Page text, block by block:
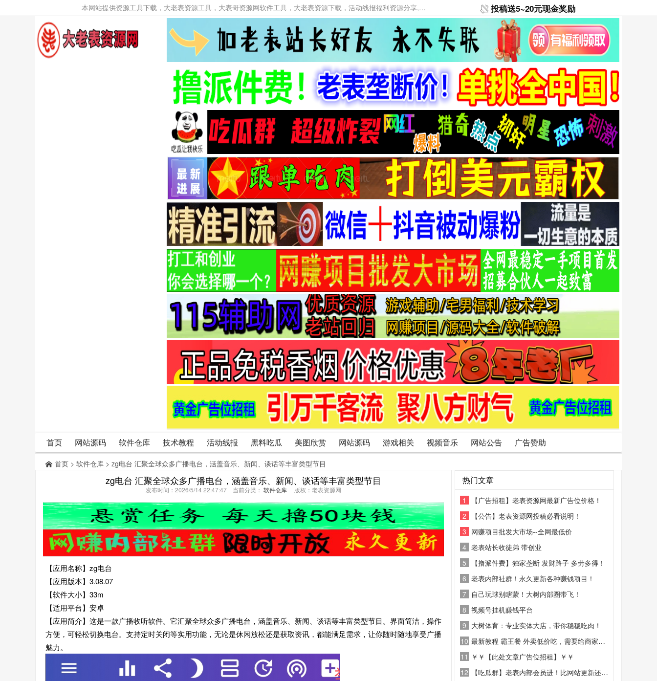
本网站提供资源工具下载，大老表资源工具，大表哥资源网软件工具，大老表资源下载，活动线报福利资源分享,活动线报，大型网游经典游戏，网络热门技术游戏辅助交流与分享。 投稿送5~20元现金奖励
首页 网站源码 软件仓库 技术教程 活动线报 黑料吃瓜 美图欣赏 网站源码 游戏相关 视频音乐 网站公告 广告赞助
首页 > 软件仓库 > zg电台 汇聚全球众多广播电台，涵盖音乐、新闻、谈话等丰富类型节目
zg电台 汇聚全球众多广播电台，涵盖音乐、新闻、谈话等丰富类型节目
发布时间：2026/5/14 22:47:47 当前分类： 软件仓库 版权：老表资源网
【应用名称】zg电台
【应用版本】3.08.07
【软件大小】33m
【适用平台】安卓
【应用简介】这是一款广播收听软件。它汇聚全球众多广播电台，涵盖音乐、新闻、谈话等丰富类型节目。界面简洁，操作
方便，可轻松切换电台。支持定时关闭等实用功能，无论是休闲放松还是获取资讯，都能满足需求，让你随时随地享受广播
魅力。
热门文章
1
【广告招租】老表资源网最新广告位价格！
2
【公告】老表资源网投稿必看说明！
3 网赚项目批发大市场--全网最低价
4 老表站长收徒弟 带创业
5
【撸派件费】独家垄断 发财路子 多劳多得！
6 老表内部社群！永久更新各种赚钱项目！
7 自己玩球别瞎蒙！大树内部圈带飞！
8 视频号挂机赚钱平台
9 大树体育：专业实体大店，带你稳稳吃肉！
10 最新教程 霸王餐 外卖低价吃，需要给商家好评
11 ￥￥【此处文章广告位招租】￥￥
12
【吃瓜群】老表内部会员进！比网站更新还精彩！